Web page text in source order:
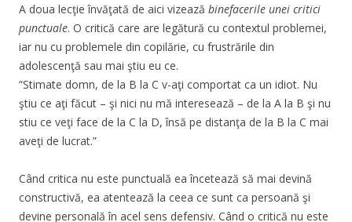
A doua lecţie învăţată de aici vizează binefacerile unei critici
punctuale. O critică care are legătură cu contextul problemei,
iar nu cu problemele din copilărie, cu frustrările din
adolescenţă sau mai ştiu eu ce.
“Stimate domn, de la B la C v-aţi comportat ca un idiot. Nu
ştiu ce aţi făcut – şi nici nu mă interesează – de la A la B şi nu
stiu ce veţi face de la C la D, însă pe distanţa de la B la C mai
aveţi de lucrat.”
Când critica nu este punctuală ea încetează să mai devină
constructivă, ea atentează la ceea ce sunt ca persoană şi
devine personală în acel sens defensiv. Când o critică nu este